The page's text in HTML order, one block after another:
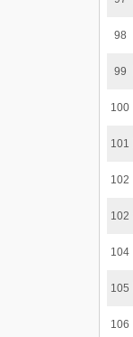
98
99
100
101
102
102
104
105
106